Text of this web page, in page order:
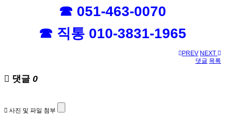
☎ 051-463-0070
☎ 직통 010-3831-1965
PREV NEXT
댓글 목록
댓글 0
사진 및 파일 첨부